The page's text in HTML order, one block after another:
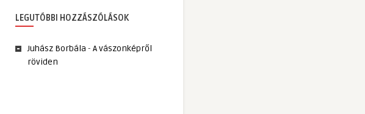
LEGUTÓBBI HOZZÁSZÓLÁSOK
Juhász Borbála - A vászonképről
röviden